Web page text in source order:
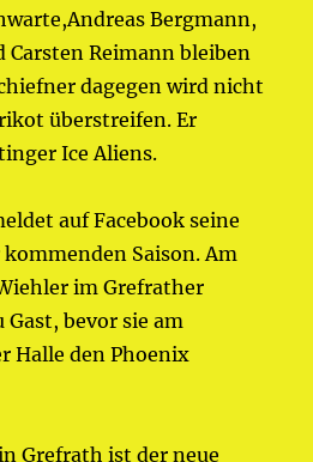
Bergmann,
Carsten Reimann bleiben
dagegen wird nicht
überstreifen. Er
Ice Aliens.
auf Facebook seine
Saison. Am
im Grefrather
bevor sie am
Halle den Phoenix
Grefrath ist der neue